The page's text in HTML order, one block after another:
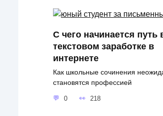
С чего начинается путь
текстовом заработке в
интернете
Как школьные сочинения
становятся профессией
0 218